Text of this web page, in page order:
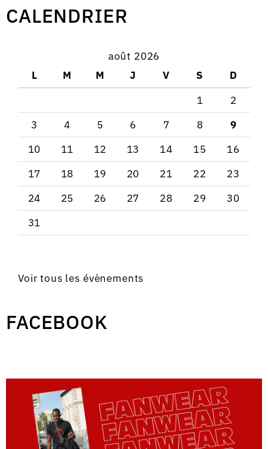
CALENDRIER
août 2026
L
M M J V S
D
1
2
3
4 5 6 7 8
9
10
11 12 13 14 15
16
17
18 19 20 21 22
23
24
25 26 27 28 29
30
31
Voir tous les évènements
FACEBOOK